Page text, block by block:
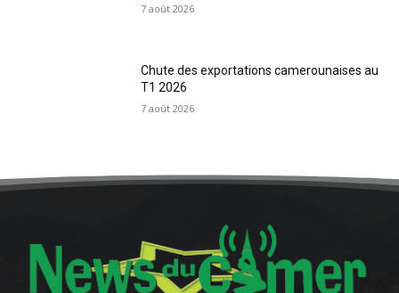
7 août 2026
Chute des exportations camerounaises au
T1 2026
7 août 2026